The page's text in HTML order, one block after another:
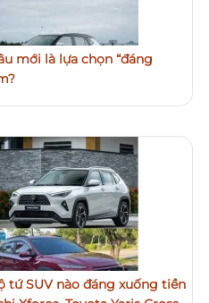
mới là lựa chọn “đáng
tứ SUV nào đáng xuống tiền